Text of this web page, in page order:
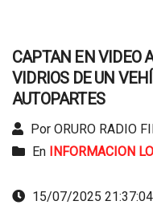
CAPTAN EN VIDEO
VIDRIOS DE UN
AUTOPARTES
Por ORURO RADIO
En INFORMACION
15/07/2025